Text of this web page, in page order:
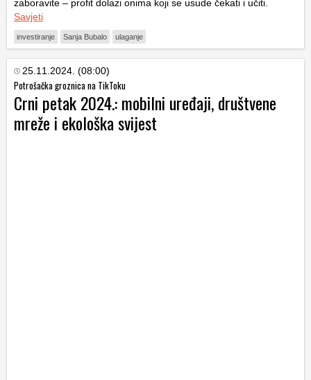
zaboravite – profit dolazi onima koji se usude čekati i učiti.
Savjeti
investiranje Sanja Bubalo ulaganje
25.11.2024. (08:00)
Potrošačka groznica na TikToku
Crni petak 2024.: mobilni uređaji, društvene
mreže i ekološka svijest